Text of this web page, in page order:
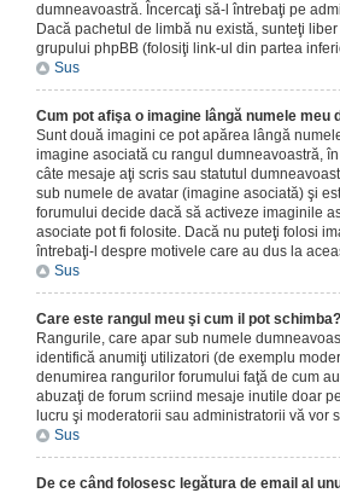
dumneavoastră. Încercaţi să-l întrebaţi pe
Dacă pachetul de limbă nu există, sunteţi
grupului phpBB (folosiţi link-ul din partea
Sus
Cum pot afişa o imagine lângă numele meu
Sunt două imagini ce pot apărea lângă
imagine asociată cu rangul dumneavoastră,
câte mesaje aţi scris sau statutul
sub numele de avatar (imagine asociată) şi
forumului decide dacă să activeze imaginile
asociate pot fi folosite. Dacă nu puteţi folosi
întrebaţi-l despre motivele care au dus la
Sus
Care este rangul meu şi cum il pot schimba?
Rangurile, care apar sub numele
identifică anumiţi utilizatori (de exemplu
denumirea rangurilor forumului faţă de cum
abuzaţi de forum scriind mesaje inutile doar
lucru şi moderatorii sau administratorii vă
Sus
De ce când folosesc legătura de email al